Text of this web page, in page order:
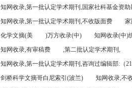
知网收录,第一批认定学术期刊,国家社科基金资
知网收录,第一批认定学术期刊,不收版面费
化学文摘(美
)万方收录(中) 知网收录(中)
知网收录,有审稿费
,第二批认定学术期刊,
知网收录,第一批认定学术期刊,咨询过编辑部:（
剑桥科学文摘哥白尼索引(波兰)
知网收录,不